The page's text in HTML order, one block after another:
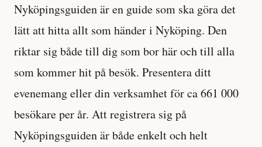
Nyköpingsguiden är en guide som ska göra det
lätt att hitta allt som händer i Nyköping. Den
riktar sig både till dig som bor här och till alla
som kommer hit på besök. Presentera ditt
evenemang eller din verksamhet för ca 661 000
besökare per år. Att registrera sig på
Nyköpingsguiden är både enkelt och helt